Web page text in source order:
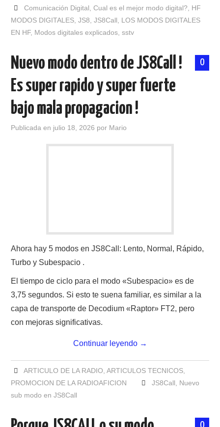
Comunicación Digital Cual es el mejor modo digital?
HF
MODOS DIGITALES ,JS8 ,JS8Call
LOS MODOS DIGITALES
EN HF, Modos digitales explicados ,sstv
0
Nuevo modo dentro de JS8Call !
Es super rapido y super fuerte
bajo mala propagacion !
Publicada en julio 18, 2026 por Mario
Ahora hay 5 modos en JS8Call: Lento, Normal, Rápido,
Turbo y Subespacio .
El tiempo de ciclo para el modo «Subespacio» es de
3,75 segundos. Si esto te suena familiar, es similar a la
capa de transporte de Decodium «Raptor» FT2, pero
con mejoras significativas.
Continuar leyendo →
ARTICULO DE LA RADIO ARTICULOS TECNICOS,
PROMOCION DE LA RADIOAFICION
JS8Call
Nuevo
sub modo en JS8Call
0